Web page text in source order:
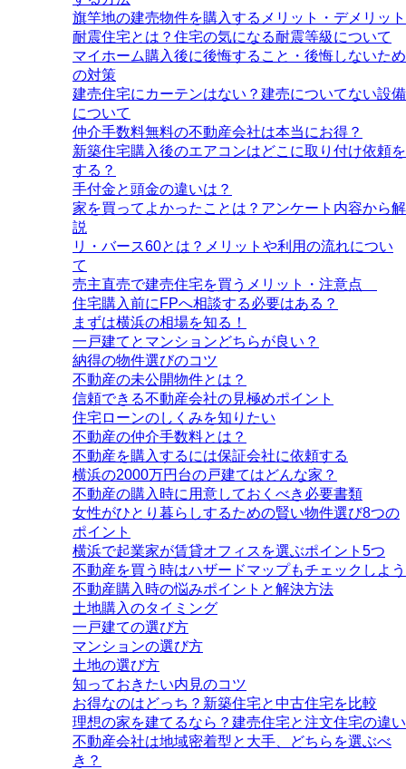
旗竿地の建売物件を購入するメリット・デメリット
耐震住宅とは？住宅の気になる耐震等級について
マイホーム購入後に後悔すること・後悔しないため
の対策
建売住宅にカーテンはない？建売についてない設備
について
仲介手数料無料の不動産会社は本当にお得？
新築住宅購入後のエアコンはどこに取り付け依頼を
する？
手付金と頭金の違いは？
家を買ってよかったことは？アンケート内容から解
説
リ・バース60とは？メリットや利用の流れについ
て
売主直売で建売住宅を買うメリット・注意点
住宅購入前にFPへ相談する必要はある？
まずは横浜の相場を知る！
一戸建てとマンションどちらが良い？
納得の物件選びのコツ
不動産の未公開物件とは？
信頼できる不動産会社の見極めポイント
住宅ローンのしくみを知りたい
不動産の仲介手数料とは？
不動産を購入するには保証会社に依頼する
横浜の2000万円台の戸建てはどんな家？
不動産の購入時に用意しておくべき必要書類
女性がひとり暮らしするための賢い物件選び8つの
ポイント
横浜で起業家が賃貸オフィスを選ぶポイント5つ
不動産を買う時はハザードマップもチェックしよう
不動産購入時の悩みポイントと解決方法
土地購入のタイミング
一戸建ての選び方
マンションの選び方
土地の選び方
知っておきたい内見のコツ
お得なのはどっち？新築住宅と中古住宅を比較
理想の家を建てるなら？建売住宅と注文住宅の違い
不動産会社は地域密着型と大手、どちらを選ぶべ
き？